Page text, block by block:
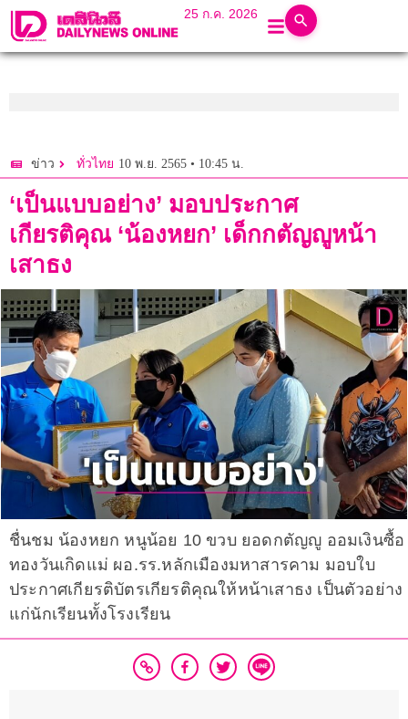
25 ก.ค. 2026
ข่าว ทั่วไทย 10 พ.ย. 2565 • 10:45 น.
‘เป็นแบบอย่าง’ มอบประกาศ
เกียรติคุณ ‘น้องหยก’ เด็กกตัญญูหน้า
เสาธง
ชื่นชม น้องหยก หนูน้อย 10 ขวบ ยอดกตัญญู ออมเงินซื้อ
ทองวันเกิดแม่ ผอ.รร.หลักเมืองมหาสารคาม มอบใบ
ประกาศเกียรติบัตรเกียรติคุณให้หน้าเสาธง เป็นตัวอย่าง
แก่นักเรียนทั้งโรงเรียน